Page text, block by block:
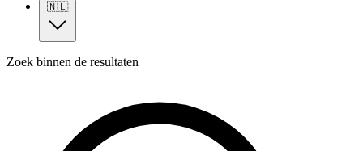
🇳🇱
Zoek binnen de resultaten